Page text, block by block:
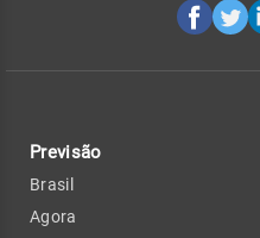
Previsão
Brasil
Agora